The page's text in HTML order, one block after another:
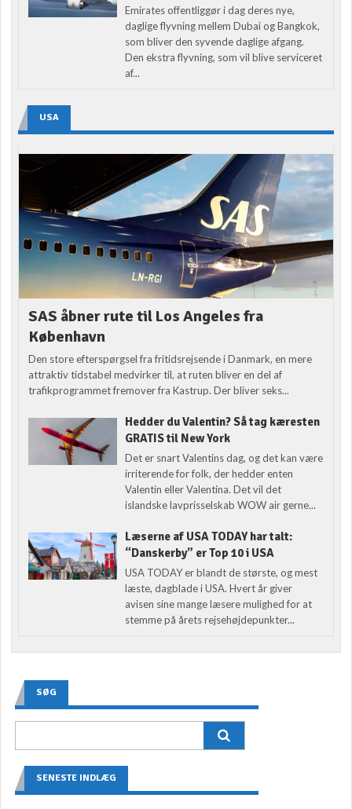
Emirates offentliggør i dag deres nye,
daglige flyvning mellem Dubai og Bangkok,
som bliver den syvende daglige afgang.
Den ekstra flyvning, som vil blive serviceret
af...
USA
SAS åbner rute til Los Angeles fra
København
Den store efterspørgsel fra fritidsrejsende i Danmark, en mere
attraktiv tidstabel medvirker til, at ruten bliver en del af
trafikprogrammet fremover fra Kastrup. Der bliver seks...
Hedder du Valentin? Så tag kæresten
GRATIS til New York
Det er snart Valentins dag, og det kan være
irriterende for folk, der hedder enten
Valentin eller Valentina. Det vil det
islandske lavprisselskab WOW air gerne...
Læserne af USA TODAY har talt:
“Danskerby” er Top 10 i USA
USA TODAY er blandt de største, og mest
læste, dagblade i USA. Hvert år giver
avisen sine mange læsere mulighed for at
stemme på årets rejsehøjdepunkter...
SØG
SENESTE INDLÆG